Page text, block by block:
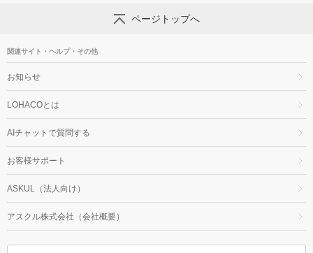
ページトップへ
関連サイト・ヘルプ・その他
お知らせ
LOHACOとは
AIチャットで質問する
お客様サポート
ASKUL（法人向け）
アスクル株式会社（会社概要）